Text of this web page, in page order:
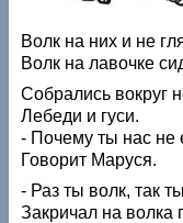
Волк на них и не
Волк на лавочке
Собрались вокруг
Лебеди и гуси.
- Почему ты нас не
Говорит Маруся.
- Раз ты волк, так
Закричал на волка